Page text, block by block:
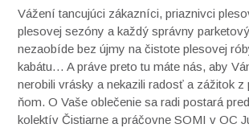
Vážení tancujúci zákazníci, priaznivci
plesovej sezóny a každý správny
nezaobíde bez újmy na čistote plesovej
kabátu… A práve preto tu máte nás, aby
nerobili vrásky a nekazili radosť a zážitok z
ňom. O Vaše oblečenie sa radi postará
kolektív Čistiarne a práčovne SOMI v OC